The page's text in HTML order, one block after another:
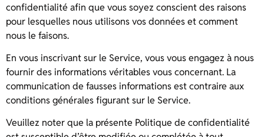
confidentialité afin que vous soyez conscient des raisons
pour lesquelles nous utilisons vos données et comment
nous le faisons.
En vous inscrivant sur le Service, vous vous engagez à nous
fournir des informations véritables vous concernant. La
communication de fausses informations est contraire aux
conditions générales figurant sur le Service.
Veuillez noter que la présente Politique de confidentialité